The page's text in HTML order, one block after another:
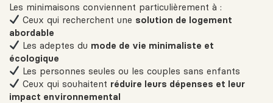
Les minimaisons conviennent particulièrement à :
Ceux qui recherchent une solution de logement
abordable
Les adeptes du mode de vie minimaliste et
écologique
Les personnes seules ou les couples sans enfants
Ceux qui souhaitent réduire leurs dépenses et leur
impact environnemental